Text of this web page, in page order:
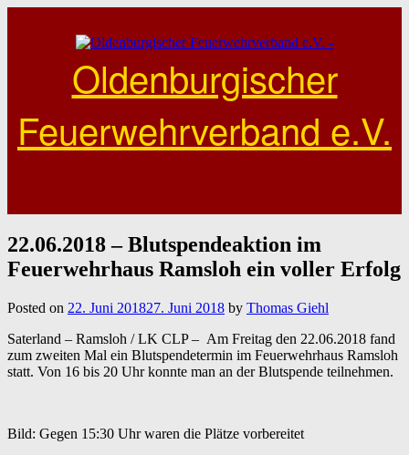
Oldenburgischer
Feuerwehrverband e.V.
22.06.2018 – Blutspendeaktion im
Feuerwehrhaus Ramsloh ein voller Erfolg
Posted on 22. Juni 201827. Juni 2018 by Thomas Giehl
Saterland – Ramsloh / LK CLP – Am Freitag den 22.06.2018 fand
zum zweiten Mal ein Blutspendetermin im Feuerwehrhaus Ramsloh
statt. Von 16 bis 20 Uhr konnte man an der Blutspende teilnehmen.
Bild: Gegen 15:30 Uhr waren die Plätze vorbereitet